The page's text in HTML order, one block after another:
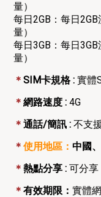
量）
每日2GB：每日
量）
每日3GB：每日
量）
＊SIM卡規格 :實體
＊網路速度 : 4G
＊通話/簡訊 : 不支
＊使用地區：中國
＊熱點分享 : 可分享
＊有效期限：實體